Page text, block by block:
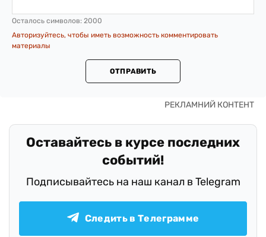
Осталось символов: 2000
Авторизуйтесь, чтобы иметь возможность комментировать
материалы
ОТПРАВИТЬ
Оставайтесь в курсе последних
событий!
Подписывайтесь на наш канал в Telegram
Следить в Телеграмме